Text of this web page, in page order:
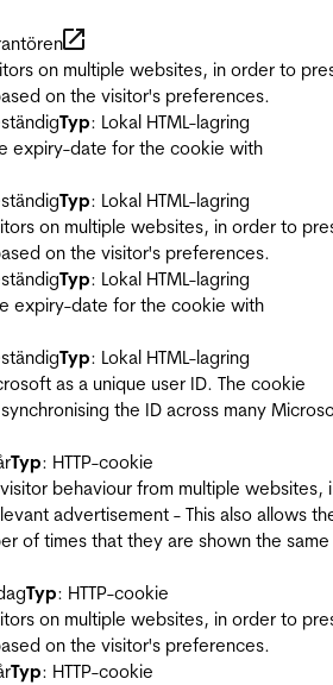
on multiple websites, in order to
on the visitor's preferences.
Typ: Lokal HTML-lagring
expiry-date for the cookie with
Typ: Lokal HTML-lagring
on multiple websites, in order to
on the visitor's preferences.
Typ: Lokal HTML-lagring
expiry-date for the cookie with
Typ: Lokal HTML-lagring
as a unique user ID. The cookie
the ID across many
Typ: HTTP-cookie
behaviour from multiple websites,
advertisement - This also allows
of times that they are shown the same
Typ: HTTP-cookie
on multiple websites, in order to
on the visitor's preferences.
Typ: HTTP-cookie